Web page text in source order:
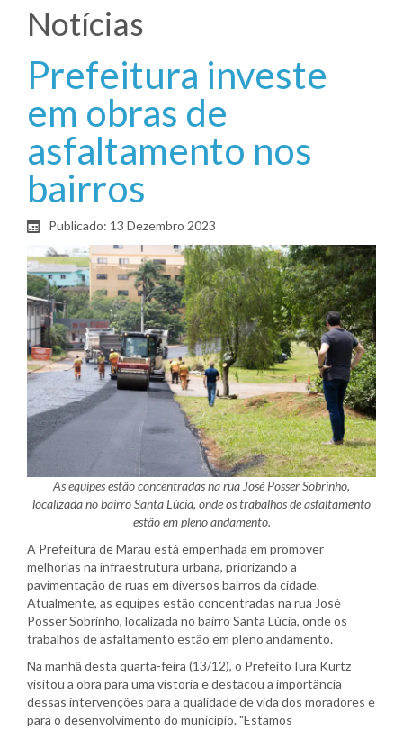
Notícias
Prefeitura investe
em obras de
asfaltamento nos
bairros
Publicado: 13 Dezembro 2023
As equipes estão concentradas na rua José Posser Sobrinho,
localizada no bairro Santa Lúcia, onde os trabalhos de asfaltamento
estão em pleno andamento.
A Prefeitura de Marau está empenhada em promover
melhorias na infraestrutura urbana, priorizando a
pavimentação de ruas em diversos bairros da cidade.
Atualmente, as equipes estão concentradas na rua José
Posser Sobrinho, localizada no bairro Santa Lúcia, onde os
trabalhos de asfaltamento estão em pleno andamento.
Na manhã desta quarta-feira (13/12), o Prefeito Iura Kurtz
visitou a obra para uma vistoria e destacou a importância
dessas intervenções para a qualidade de vida dos moradores e
para o desenvolvimento do município. "Estamos